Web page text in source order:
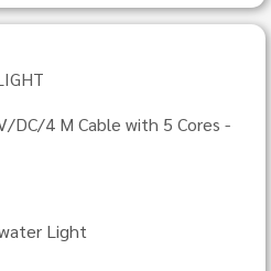
DC/4 M Cable with 5 Cores -
Light